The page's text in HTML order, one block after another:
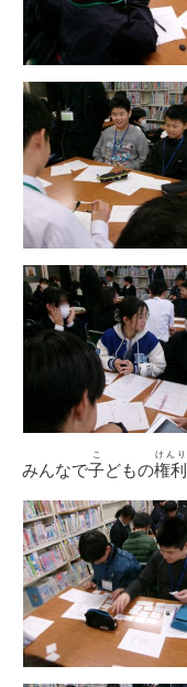
みんなで子
こ
どもの権利
けんり